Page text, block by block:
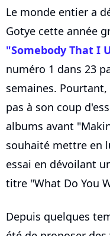
Le monde entier a
Gotye cette année
"Somebody That I
numéro 1 dans 23
semaines.
pas à son coup
albums avant
souhaité mettre en
essai en dévoilant
titre "What Do You
Depuis quelques